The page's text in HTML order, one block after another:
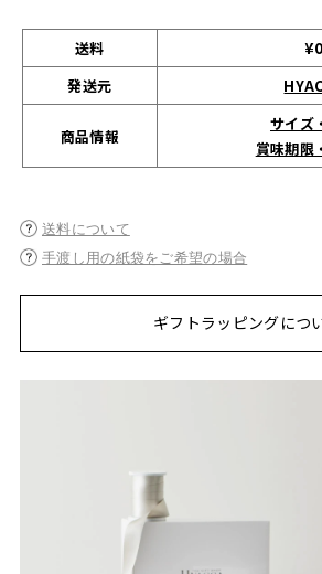
送料
¥0
発送元
商品情報
サイズ
賞味期限
送料について
手渡し用の紙袋をご希望の場合
ギフトラッピングにつ